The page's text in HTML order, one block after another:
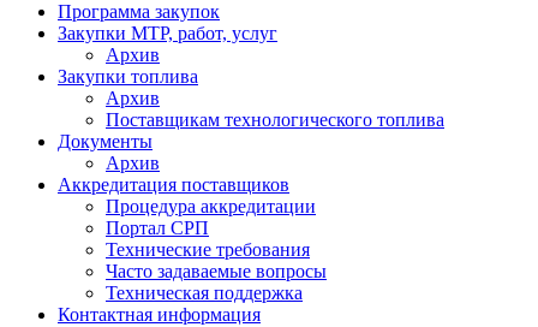
Программа закупок
Закупки МТР, работ, услуг
Архив
Закупки топлива
Архив
Поставщикам технологического топлива
Документы
Архив
Аккредитация поставщиков
Процедура аккредитации
Портал СРП
Технические требования
Часто задаваемые вопросы
Техническая поддержка
Контактная информация